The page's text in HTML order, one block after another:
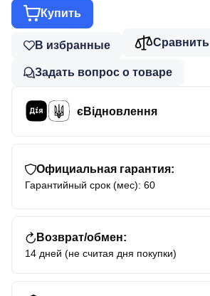
Купить
В избранные Сравнить
Задать вопрос о товаре
єВідновлення
Официальная гарантия:
Гарантийный срок (мес): 60
Возврат/обмен:
14 дней (не считая дня покупки)